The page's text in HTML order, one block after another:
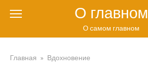
О главном
О самом главном
Главная » Вдохновение